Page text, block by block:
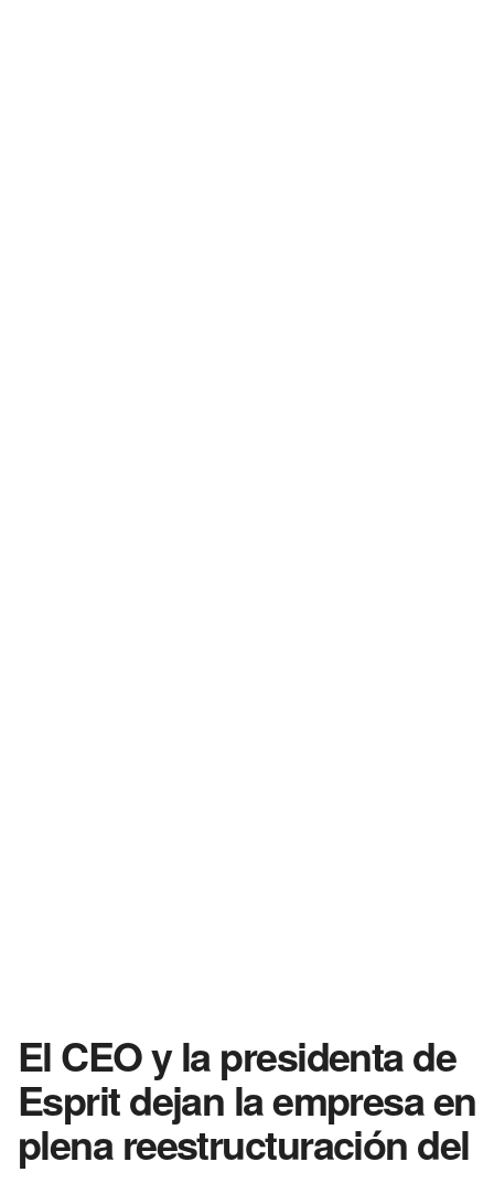
El CEO y la presidenta de
Esprit dejan la empresa en
plena reestructuración del